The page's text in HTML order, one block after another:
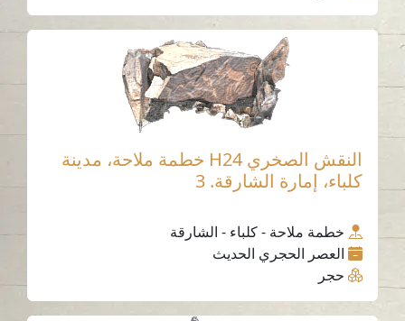
النقش الصخري H24 خطمة ملاحة، مدينة
كلباء، إمارة الشارقة. 3
خطمة ملاحة - كلباء - الشارقة
العصر الحجري الحديث
حجر